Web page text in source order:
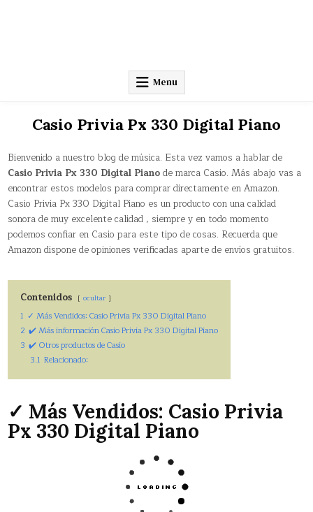
Menu
Casio Privia Px 330 Digital Piano
Bienvenido a nuestro blog de música. Esta vez vamos a hablar de
Casio Privia Px 330 Digital Pianode marca Casio. Más abajo vas a
encontrar estos modelos para comprar directamente en Amazon.
Casio Privia Px 330 Digital Piano es un producto con una calidad
sonora de muy excelente calidad , siempre y en todo momento
podemos confiar en Casio para este tipo de cosas. Recuerda que
Amazon dispone de opiniones verificadas aparte de envíos gratuitos.
Contenidos ocultar
1 ✓ Más Vendidos: Casio Privia Px 330 Digital Piano
2 ✔️ Más información Casio Privia Px 330 Digital Piano
3 ✔️ Otros productos de Casio
3.1 Relacionado:
✓ Más Vendidos: Casio Privia
Px 330 Digital Piano